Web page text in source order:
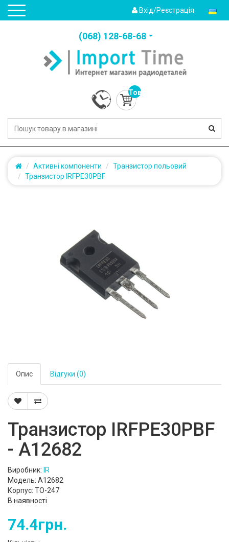
Вхід/Реєстрація
(‎068) 128-68-68
Товарів:
0
(0.0грн.)
Активні компоненти
Транзистор польовий
Транзистор IRFPE30PBF
Опис Відгуки (0)
Транзистор IRFPE30PBF
- A12682
Виробник: IR
Модель: A12682
Корпус: TO-247
В наявності
74.4грн.